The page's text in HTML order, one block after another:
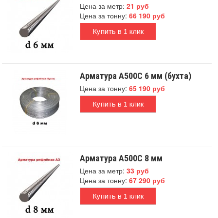
Цена за метр:21 руб
Цена за тонну:66 190 руб
Купить в 1 клик
Арматура А500С 6 мм (бухта)
Цена за тонну:65 190 руб
Купить в 1 клик
Арматура А500С 8 мм
Цена за метр:33 руб
Цена за тонну:67 290 руб
Купить в 1 клик